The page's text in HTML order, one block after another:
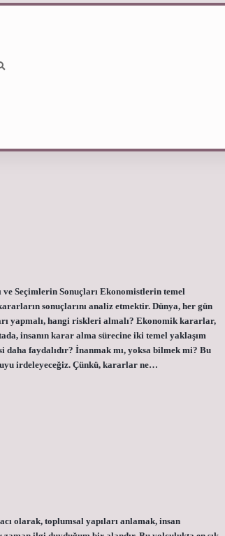
Seçimlerin Sonuçları Ekonomistlerin temel
sonuçlarını analiz etmektir. Dünya, her gün
yapmalı, hangi riskleri almalı? Ekonomik kararlar,
insanın karar alma sürecine iki temel yaklaşım
faydalıdır? İnanmak mı, yoksa bilmek mi? Bu
irdeleyeceğiz. Çünkü, kararlar ne…
olarak, toplumsal yapıları anlamak, insan